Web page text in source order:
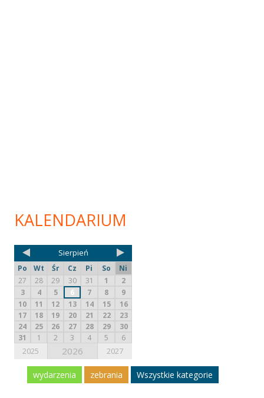
KALENDARIUM
Sierpień
Po Wt Śr Cz Pi So
Ni
27
28 29 30 31 1
2
3
4 5 6 7 8
9
10
11 12 13 14 15
16
17
18 19 20 21 22
23
24
25 26 27 28 29
30
31
1 2 3 4 5 6
2025 2026 2027
wydarzenia zebrania Wszystkie kategorie